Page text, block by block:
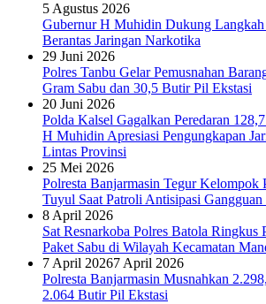
5 Agustus 2026
Gubernur H Muhidin Dukung Langkah
Berantas Jaringan Narkotika
29 Juni 2026
Polres Tanbu Gelar Pemusnahan
Gram Sabu dan 30,5 Butir Pil Ekstasi
20 Juni 2026
Polda Kalsel Gagalkan Peredaran
H Muhidin Apresiasi Pengungkapan
Lintas Provinsi
25 Mei 2026
Polresta Banjarmasin Tegur Kelompok
Tuyul Saat Patroli Antisipasi
8 April 2026
Sat Resnarkoba Polres Batola Ringkus
Paket Sabu di Wilayah Kecamatan
7 April 20267 April 2026
Polresta Banjarmasin Musnahkan
2.064 Butir Pil Ekstasi